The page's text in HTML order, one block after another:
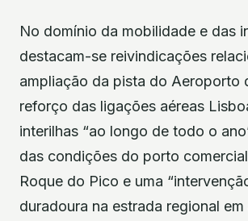
No domínio da mobilidade e das
destacam-se reivindicações
ampliação da pista do Aeroporto
reforço das ligações aéreas
interilhas “ao longo de todo o
das condições do porto
Roque do Pico e uma
duradoura na estrada regional em